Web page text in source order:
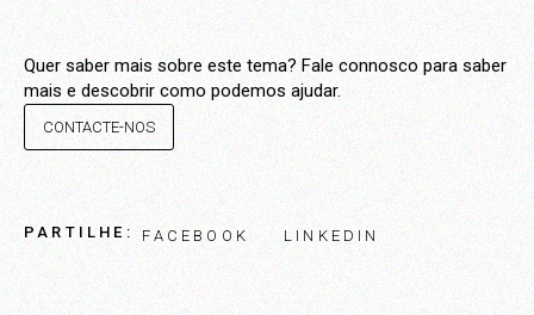
Quer saber mais sobre este tema? Fale connosco para saber
mais e descobrir como podemos ajudar.
CONTACTE-NOS
PARTILHE: FACEBOOK LINKEDIN